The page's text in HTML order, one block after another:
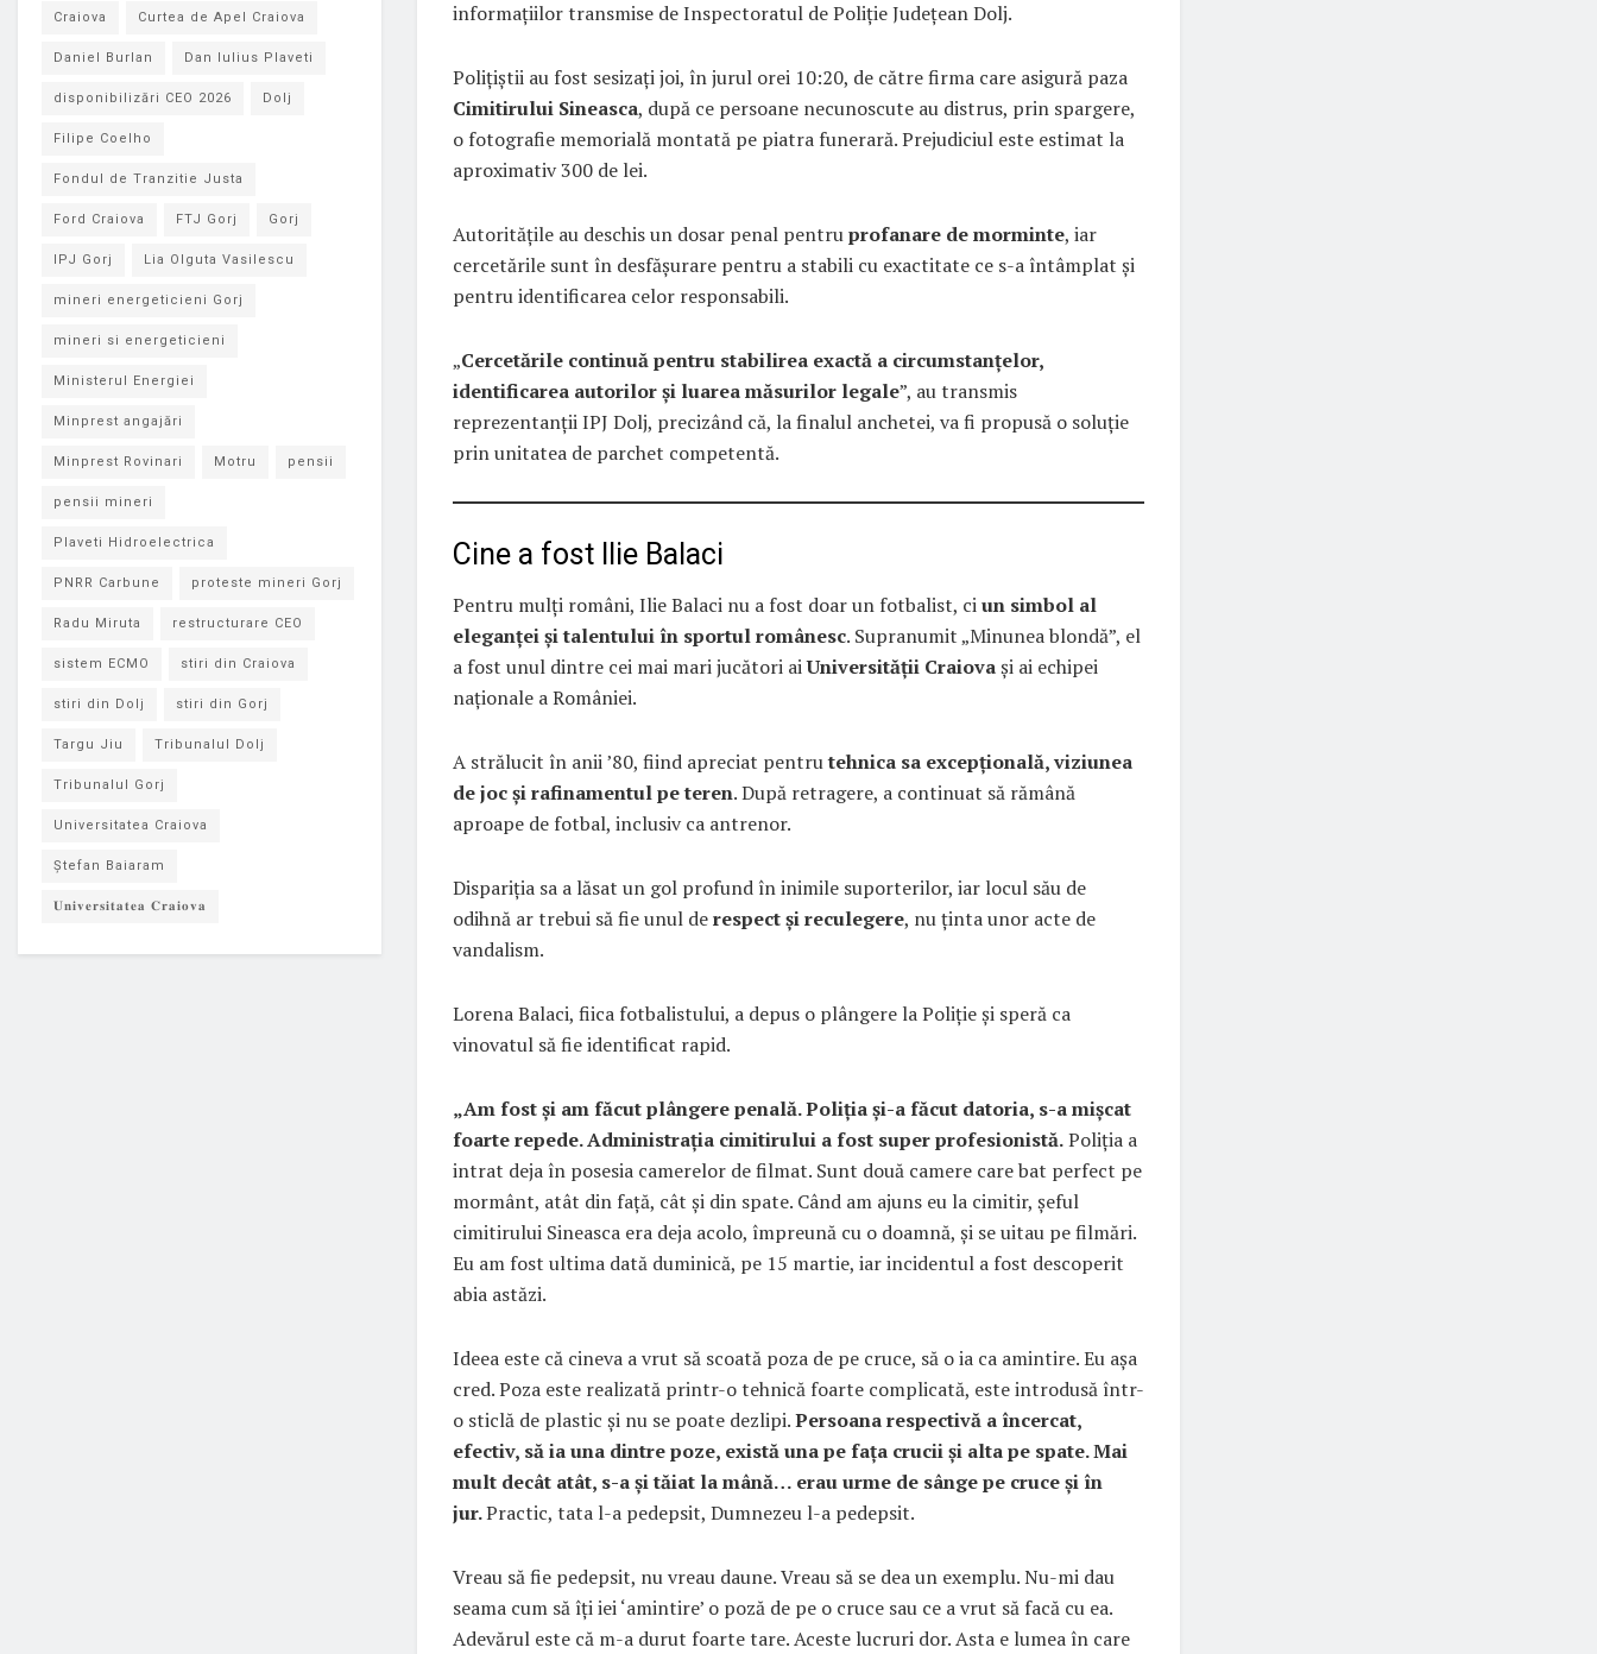
informațiilor transmise de Inspectoratul de Poliție Județean Dolj.
Polițiștii au fost sesizați joi, în jurul orei 10:20, de către firma care asigură paza
Cimitirului Sineasca, după ce persoane necunoscute au distrus, prin spargere,
o fotografie memorială montată pe piatra funerară. Prejudiciul este estimat la
aproximativ 300 de lei.
Autoritățile au deschis un dosar penal pentruprofanare de morminte, iar
cercetările sunt în desfășurare pentru a stabili cu exactitate ce s-a întâmplat și
pentru identificarea celor responsabili.
„Cercetările continuă pentru stabilirea exactă a circumstanțelor,
identificarea autorilor și luarea măsurilor legale”, au transmis
reprezentanții IPJ Dolj, precizând că, la finalul anchetei, va fi propusă o soluție
prin unitatea de parchet competentă.
Cine a fost Ilie Balaci
Pentru mulți români, Ilie Balaci nu a fost doar un fotbalist, ciun simbol al
eleganței și talentului în sportul românesc. Supranumit „Minunea blondă”, el
a fost unul dintre cei mai mari jucători aiUniversității Craiovași ai echipei
naționale a României.
A strălucit în anii ’80, fiind apreciat pentrutehnica sa excepțională, viziunea
de joc și rafinamentul pe teren. După retragere, a continuat să rămână
aproape de fotbal, inclusiv ca antrenor.
Dispariția sa a lăsat un gol profund în inimile suporterilor, iar locul său de
odihnă ar trebui să fie unul derespect și reculegere, nu ținta unor acte de
vandalism.
Lorena Balaci, fiica fotbalistului, a depus o plângere la Poliție și speră ca
vinovatul să fie identificat rapid.
„Am fost și am făcut plângere penală. Poliția și-a făcut datoria, s-a mișcat
foarte repede. Administrația cimitirului a fost super profesionistă.Poliția a
intrat deja în posesia camerelor de filmat. Sunt două camere care bat perfect pe
mormânt, atât din față, cât și din spate. Când am ajuns eu la cimitir, șeful
cimitirului Sineasca era deja acolo, împreună cu o doamnă, și se uitau pe filmări.
Eu am fost ultima dată duminică, pe 15 martie, iar incidentul a fost descoperit
abia astăzi.
Ideea este că cineva a vrut să scoată poza de pe cruce, să o ia ca amintire. Eu așa
cred. Poza este realizată printr-o tehnică foarte complicată, este introdusă într-
o sticlă de plastic și nu se poate dezlipi.Persoana respectivă a încercat,
efectiv, să ia una dintre poze, există una pe fața crucii și alta pe spate. Mai
mult decât atât, s-a și tăiat la mână… erau urme de sânge pe cruce și în
jur.Practic, tata l-a pedepsit, Dumnezeu l-a pedepsit.
Vreau să fie pedepsit, nu vreau daune. Vreau să se dea un exemplu. Nu-mi dau
seama cum să îți iei ‘amintire’ o poză de pe o cruce sau ce a vrut să facă cu ea.
Adevărul este că m-a durut foarte tare. Aceste lucruri dor. Asta e lumea în care
Craiova Curtea de Apel Craiova
Daniel Burlan Dan Iulius Plaveti
disponibilizări CEO 2026 Dolj
Filipe Coelho
Fondul de Tranzitie Justa
Ford Craiova FTJ Gorj Gorj
IPJ Gorj Lia Olguta Vasilescu
mineri energeticieni Gorj
mineri si energeticieni
Ministerul Energiei
Minprest angajări
Minprest Rovinari Motru pensii
pensii mineri
Plaveti Hidroelectrica
PNRR Carbune proteste mineri Gorj
Radu Miruta restructurare CEO
sistem ECMO stiri din Craiova
stiri din Dolj stiri din Gorj
Targu Jiu Tribunalul Dolj
Tribunalul Gorj
Universitatea Craiova
Ștefan Baiaram
𝐔𝐧𝐢𝐯𝐞𝐫𝐬𝐢𝐭𝐚𝐭𝐞𝐚 𝐂𝐫𝐚𝐢𝐨𝐯𝐚